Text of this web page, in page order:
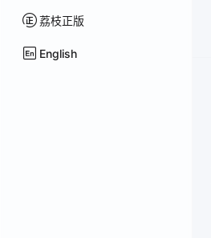
荔枝正版
English